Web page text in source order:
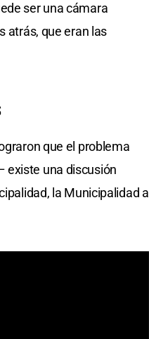
ser una cámara
atrás, que eran las
que el problema
existe una discusión
la Municipalidad a